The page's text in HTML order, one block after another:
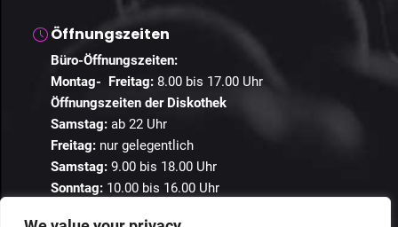
Öffnungszeiten
Büro-Öffnungszeiten:
Montag- Freitag: 8.00 bis 17.00 Uhr
Öffnungszeiten der Diskothek
Samstag: ab 22 Uhr
Freitag: nur gelegentlich
Samstag: 9.00 bis 18.00 Uhr
Sonntag: 10.00 bis 16.00 Uhr